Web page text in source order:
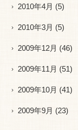
2010年4月 (5)
2010年3月 (5)
2009年12月 (46)
2009年11月 (51)
2009年10月 (41)
2009年9月 (23)